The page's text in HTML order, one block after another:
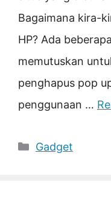
Bagaimana kira-
HP? Ada
memutuskan
penghapus pop
penggunaan …
Categories
Gadget